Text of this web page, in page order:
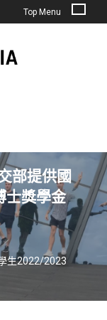
Top Menu
部提供國
士獎學金
生2022/2023